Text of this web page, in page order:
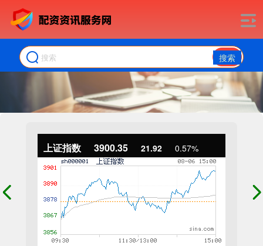
搜索
上证指数 3900.35 21.92 0.57%